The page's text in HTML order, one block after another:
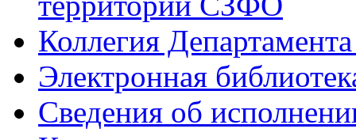
Коллегия
Электронная
Сведения об